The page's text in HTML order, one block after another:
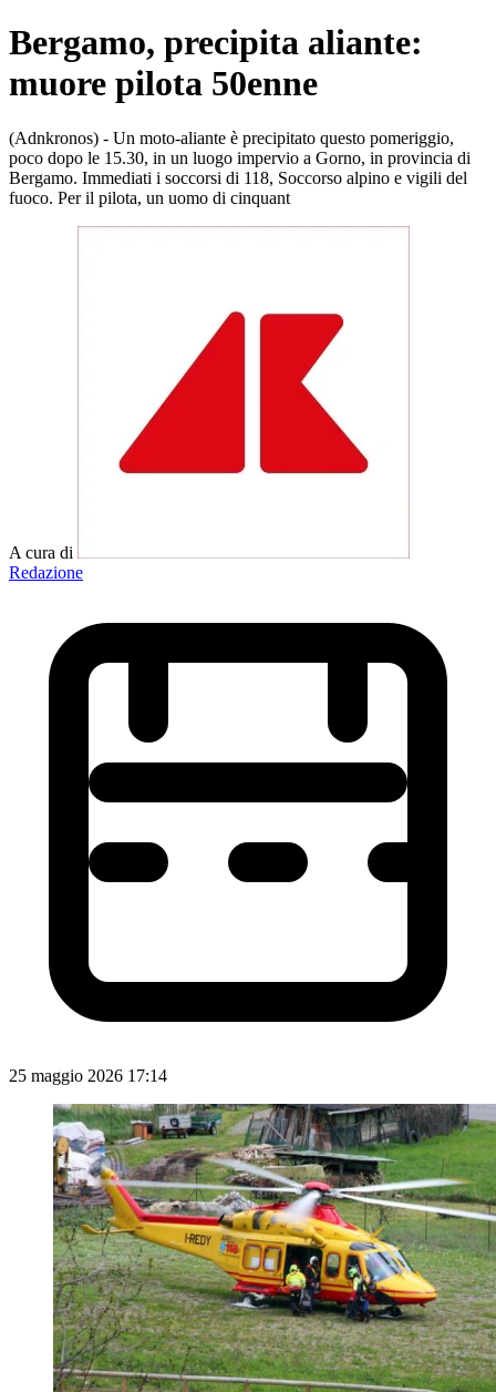
Bergamo, precipita aliante:
muore pilota 50enne
(Adnkronos) - Un moto-aliante è precipitato questo pomeriggio,
poco dopo le 15.30, in un luogo impervio a Gorno, in provincia di
Bergamo. Immediati i soccorsi di 118, Soccorso alpino e vigili del
fuoco. Per il pilota, un uomo di cinquant
A cura di
Redazione
25 maggio 2026 17:14